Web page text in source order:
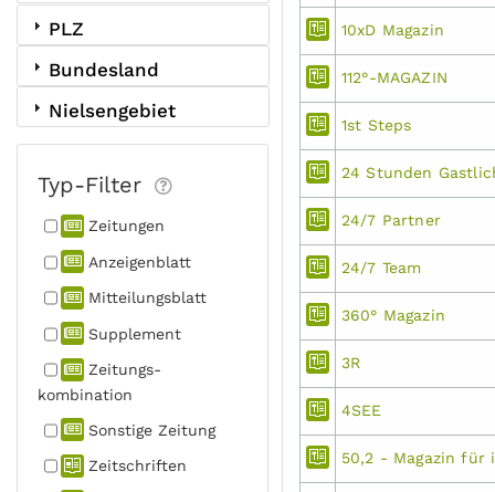
PLZ
Bundesland
Nielsengebiet
Typ-Filter
Zeitungen
Anzeigen­blatt
Mitteilungs­blatt
Supplement
Zeitungs­
kombination
Sonstige Zeitung
Zeitschriften
10xD Magazin
112°-MAGAZIN
1st Steps
24 Stunden
24/7 Partner
24/7 Team
360° Magazin
3R
4SEE
50,2 - Magazin für